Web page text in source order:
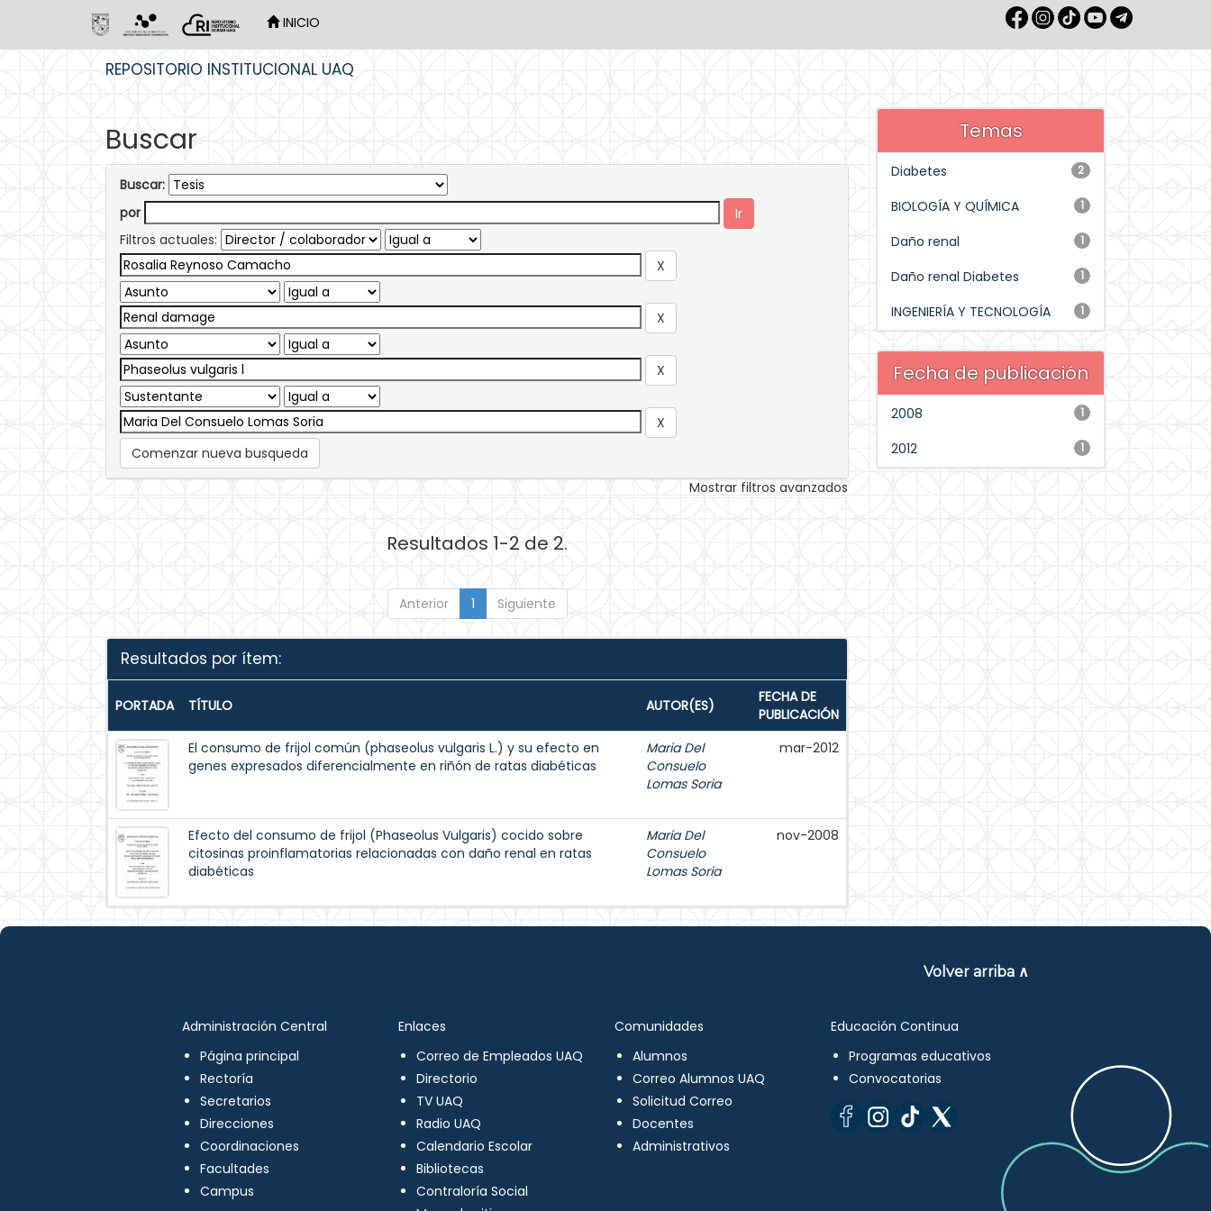
INICIO
REPOSITORIO INSTITUCIONAL UAQ
Buscar
Buscar:
por
Filtros actuales:
Comenzar nueva busqueda
Mostrar filtros avanzados
Resultados 1-2 de 2.
Anterior 1 Siguiente
Resultados por ítem:
PORTADA TÍTULO AUTOR(ES)
FECHA DE
PUBLICACIÓN
El consumo de frijol común (phaseolus vulgaris L.) y su efecto en
genes expresados diferencialmente en riñón de ratas diabéticas
Maria Del
Consuelo
Lomas Soria
mar-2012
Efecto del consumo de frijol (Phaseolus Vulgaris) cocido sobre
citosinas proinflamatorias relacionadas con daño renal en ratas
diabéticas
Maria Del
Consuelo
Lomas Soria
nov-2008
Temas
2
Diabetes
1
BIOLOGÍA Y QUÍMICA
1
Daño renal
1
Daño renal Diabetes
1
INGENIERÍA Y TECNOLOGÍA
Fecha de publicación
1
2008
1
2012
Volver arriba ∧
Administración Central
Página principal
Rectoría
Secretarios
Direcciones
Coordinaciones
Facultades
Campus
Enlaces
Correo de Empleados UAQ
Directorio
TV UAQ
Radio UAQ
Calendario Escolar
Bibliotecas
Contraloría Social
Comunidades
Alumnos
Correo Alumnos UAQ
Solicitud Correo
Docentes
Administrativos
Educación Continua
Programas educativos
Convocatorias